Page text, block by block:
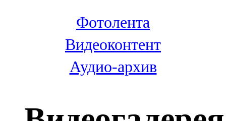
100,3 FM
106,6 FM
Кадыбаш
Фотолента
Видеоконтент
Аудио-архив